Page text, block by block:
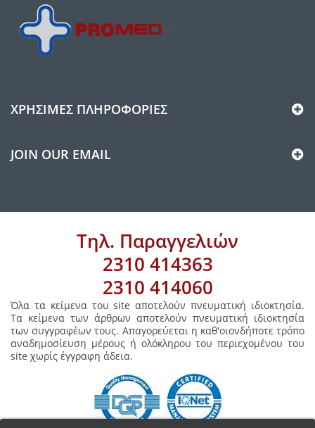
ΧΡΉΣΙΜΕΣ ΠΛΗΡΟΦΟΡΊΕΣ
JOIN OUR EMAIL
Τηλ. Παραγγελιών
2310 414363
2310 414060
Όλα τα κείμενα του site αποτελούν πνευματική ιδιοκτησία.
Τα κείμενα των άρθρων αποτελούν πνευματική ιδιοκτησία
των συγγραφέων τους. Απαγορεύεται η καθ'οιονδήποτε τρόπο
αναδημοσίευση μέρους ή ολόκληρου του περιεχομένου του
site χωρίς έγγραφη άδεια.